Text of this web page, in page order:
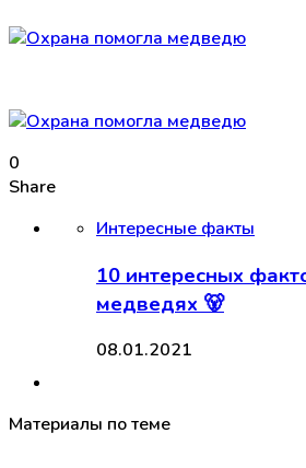
0
Share
Интересные факты
10 интересных
медведях 🐻
08.01.2021
Материалы по теме